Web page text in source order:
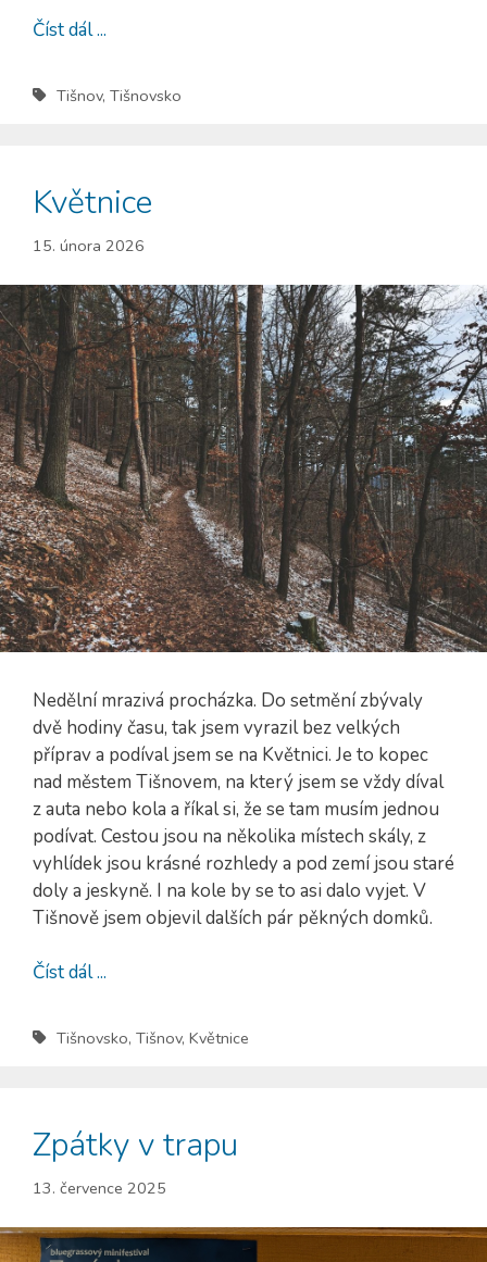
Číst dál ...
Tišnov, Tišnovsko
Květnice
15. února 2026
Nedělní mrazivá procházka. Do setmění zbývaly
dvě hodiny času, tak jsem vyrazil bez velkých
příprav a podíval jsem se na Květnici. Je to kopec
nad městem Tišnovem, na který jsem se vždy díval
z auta nebo kola a říkal si, že se tam musím jednou
podívat. Cestou jsou na několika místech skály, z
vyhlídek jsou krásné rozhledy a pod zemí jsou staré
doly a jeskyně. I na kole by se to asi dalo vyjet. V
Tišnově jsem objevil dalších pár pěkných domků.
Číst dál ...
Tišnovsko, Tišnov, Květnice
Zpátky v trapu
13. července 2025